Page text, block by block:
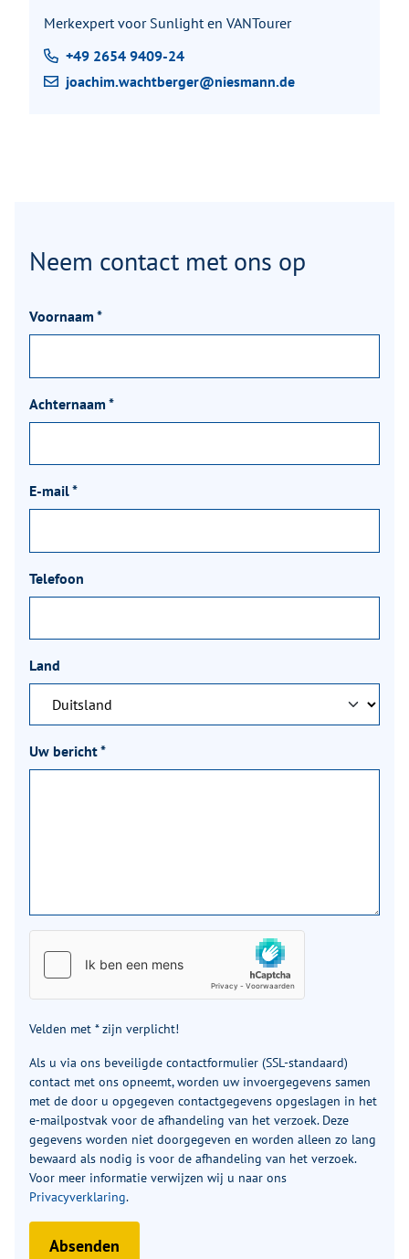
Merkexpert voor Sunlight en VANTourer
+49 2654 9409-24
joachim.wachtberger@niesmann.de
Neem contact met ons op
Voornaam *
Achternaam *
E-mail*
Telefoon
Land
Uw bericht*
Velden met * zijn verplicht!
Als u via ons beveiligde contactformulier (SSL-standaard)
contact met ons opneemt, worden uw invoergegevens samen
met de door u opgegeven contactgegevens opgeslagen in het
e‑mailpostvak voor de afhandeling van het verzoek. Deze
gegevens worden niet doorgegeven en worden alleen zo lang
bewaard als nodig is voor de afhandeling van het verzoek.
Voor meer informatie verwijzen wij u naar ons
Privacyverklaring.
Absenden